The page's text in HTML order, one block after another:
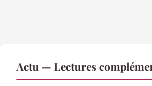
Actu — Lectures